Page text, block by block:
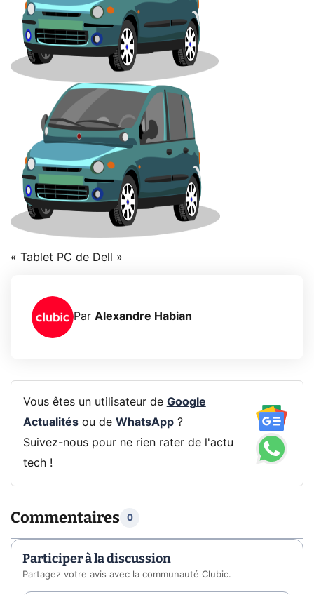
« Tablet PC de Dell »
Par Alexandre Habian
Vous êtes un utilisateur de Google
Actualitésou de WhatsApp?
Suivez-nous pour ne rien rater de l'actu
tech !
Commentaires 0
Participer à la discussion
Partagez votre avis avec la communauté Clubic.